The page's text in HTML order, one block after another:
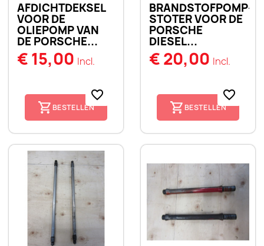
AFDICHTDEKSEL
VOOR DE
OLIEPOMP VAN
DE PORSCHE...
€ 15,00 Incl.
BESTELLEN
favorite_border
BRANDSTOFPOMP-
STOTER VOOR DE
PORSCHE
DIESEL...
€ 20,00 Incl.
BESTELLEN
favorite_border